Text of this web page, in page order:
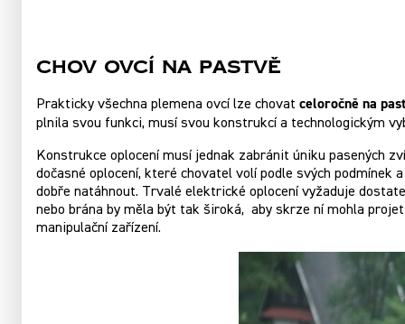
Chov ovcí na pastvě
Prakticky všechna plemena ovcí lze chovat celoročně na
plnila svou funkci, musí svou konstrukcí a technologickým
Konstrukce oplocení musí jednak zabránit úniku pasených
dočasné oplocení, které chovatel volí podle svých
dobře natáhnout. Trvalé elektrické oplocení vyžaduje
nebo brána by měla být tak široká, aby skrze ní mohla
manipulační zařízení.